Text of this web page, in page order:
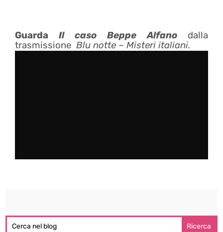
Guarda Il caso Beppe Alfano dalla
trasmissione Blu notte – Misteri italiani.